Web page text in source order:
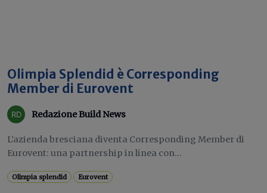
Olimpia Splendid è Corresponding
Member di Eurovent
Redazione Build News
L’azienda bresciana diventa Corresponding Member di
Eurovent: una partnership in linea con...
Olimpia splendid Eurovent